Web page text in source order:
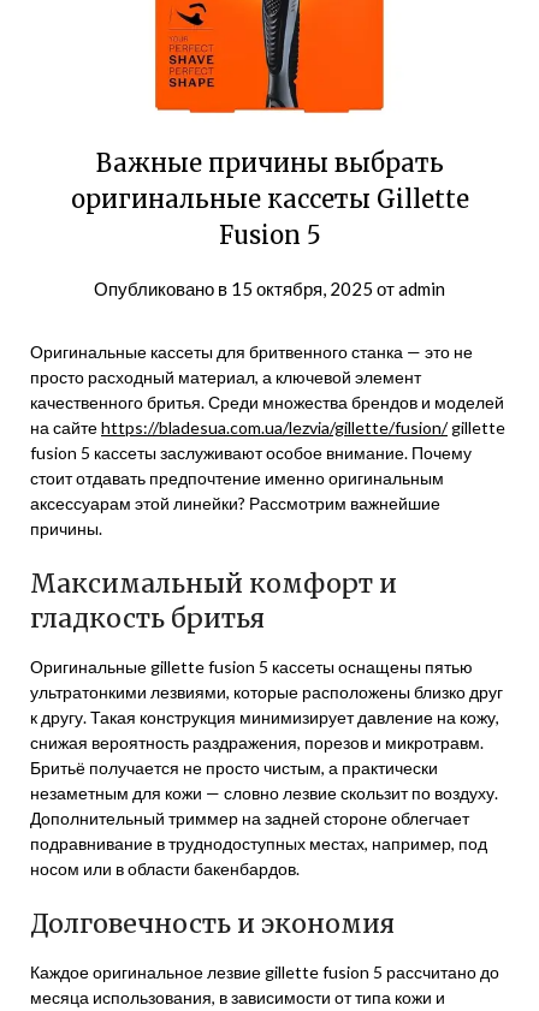
Важные причины выбрать
оригинальные кассеты Gillette
Fusion 5
Опубликовано в 15 октября, 2025 отadmin
Оригинальные кассеты для бритвенного станка — это не
просто расходный материал, а ключевой элемент
качественного бритья. Среди множества брендов и моделей
на сайтеhttps://bladesua.com.ua/lezvia/gillette/fusion/gillette
fusion 5 кассеты заслуживают особое внимание. Почему
стоит отдавать предпочтение именно оригинальным
аксессуарам этой линейки? Рассмотрим важнейшие
причины.
Максимальный комфорт и
гладкость бритья
Оригинальные gillette fusion 5 кассеты оснащены пятью
ультратонкими лезвиями, которые расположены близко друг
к другу. Такая конструкция минимизирует давление на кожу,
снижая вероятность раздражения, порезов и микротравм.
Бритьё получается не просто чистым, а практически
незаметным для кожи — словно лезвие скользит по воздуху.
Дополнительный триммер на задней стороне облегчает
подравнивание в труднодоступных местах, например, под
носом или в области бакенбардов.
Долговечность и экономия
Каждое оригинальное лезвие gillette fusion 5 рассчитано до
месяца использования, в зависимости от типа кожи и